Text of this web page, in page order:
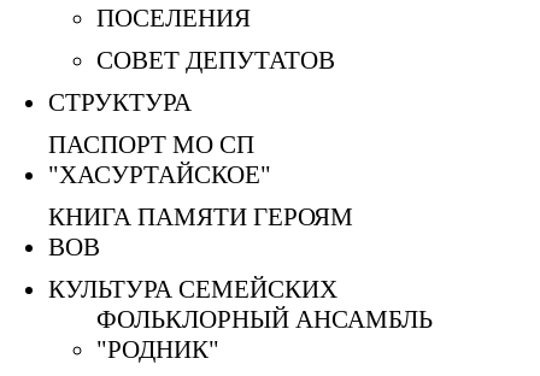
ПОСЕЛЕНИЯ
СОВЕТ ДЕПУТАТОВ
СТРУКТУРА
ПАСПОРТ МО СП
"ХАСУРТАЙСКОЕ"
КНИГА ПАМЯТИ ГЕРОЯМ
ВОВ
КУЛЬТУРА СЕМЕЙСКИХ
ФОЛЬКЛОРНЫЙ АНСАМБЛЬ
"РОДНИК"